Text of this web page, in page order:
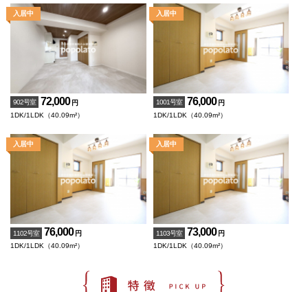
902号室 72,000 円
1DK/1LDK（40.09m²）
1001号室 76,000 円
1DK/1LDK（40.09m²）
1102号室 76,000 円
1DK/1LDK（40.09m²）
1103号室 73,000 円
1DK/1LDK（40.09m²）